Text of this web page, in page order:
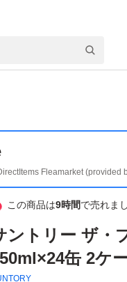
Fleamarket (provided
この商品は9時間で売れま
ントリー ザ・
缶 2ケ